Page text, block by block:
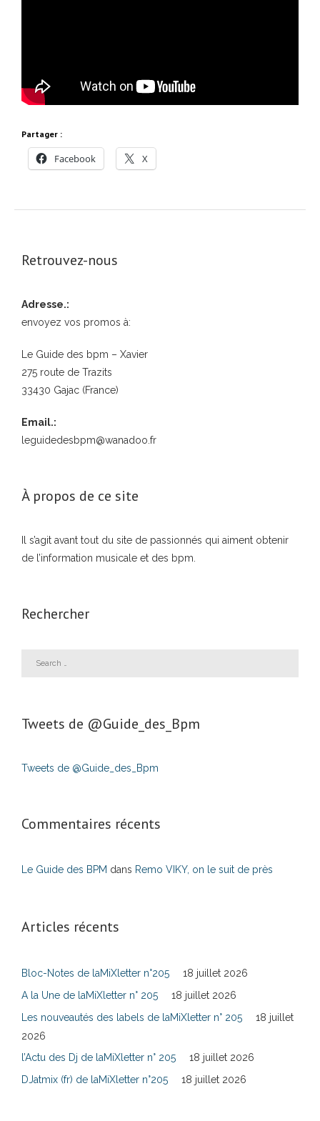
Partager :
Facebook X
Retrouvez-nous
Adresse.:
envoyez vos promos à:
Le Guide des bpm – Xavier
275 route de Trazits
33430 Gajac (France)
Email.:
leguidedesbpm@wanadoo.fr
À propos de ce site
Il s’agit avant tout du site de passionnés qui aiment obtenir
de l’information musicale et des bpm.
Rechercher
Tweets de ‎@Guide_des_Bpm
Tweets de @Guide_des_Bpm
Commentaires récents
Le Guide des BPM dans Remo VIKY, on le suit de près
Articles récents
Bloc-Notes de laMiXletter n°205
18 juillet 2026
A la Une de laMiXletter n° 205
18 juillet 2026
Les nouveautés des labels de laMiXletter n° 205
18 juillet
2026
l’Actu des Dj de laMiXletter n° 205
18 juillet 2026
DJatmix (fr) de laMiXletter n°205
18 juillet 2026